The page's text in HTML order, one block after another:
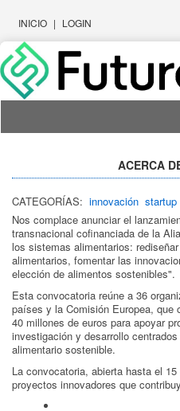
INICIO | LOGIN
ACERCA
CATEGORÍAS: innovación startup
Nos complace anunciar el
transnacional cofinanciada de la
los sistemas alimentarios:
alimentarios, fomentar las
elección de alimentos sostenibles".
Esta convocatoria reúne a 36
países y la Comisión Europea, que
40 millones de euros para apoyar
investigación y desarrollo
alimentario sostenible.
La convocatoria, abierta hasta el
proyectos innovadores que